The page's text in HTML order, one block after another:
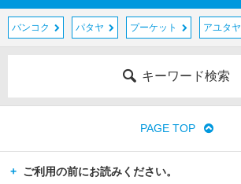
バンコク パタヤ プーケット アユタヤ
キーワード検索
PAGE TOP
ご利用の前にお読みください。